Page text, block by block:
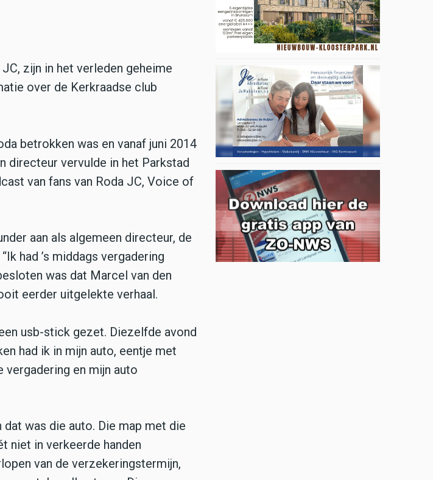
zijn in het verleden geheime
over de Kerkraadse club
betrokken was en vanaf juni 2014
directeur vervulde in het Parkstad
van fans van Roda JC, Voice of
aan als algemeen directeur, de
had ’s middags vergadering
was dat Marcel van den
eerder uitgelekte verhaal.
usb-stick gezet. Diezelfde avond
had ik in mijn auto, eentje met
en mijn auto
was die auto. Die map met die
niet in verkeerde handen
van de verzekeringstermijn,